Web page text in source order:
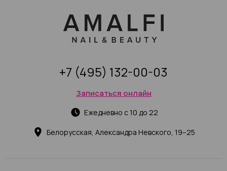
Белорусская, Александра Невского, 19–25
Ежедневно с 10 до 22
Записаться онлайн
+7 (495) 132-00-03